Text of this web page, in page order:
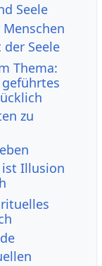
Seele
Seele
Thema:
zu
ist Illusion